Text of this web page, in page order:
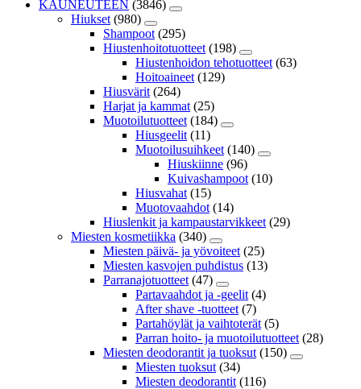
KAUNEUTEEN (3846)
Hiukset (980)
Shampoot (295)
Hiustenhoitotuotteet (198)
Hiustenhoidon tehotuotteet (63)
Hoitoaineet (129)
Hiusvärit (264)
Harjat ja kammat (25)
Muotoilutuotteet (184)
Hiusgeelit (11)
Muotoilusuihkeet (140)
Hiuskiinne (96)
Kuivashampoot (10)
Hiusvahat (15)
Muotovaahdot (14)
Hiuslenkit ja kampaustarvikkeet (29)
Miesten kosmetiikka (340)
Miesten päivä- ja yövoiteet (25)
Miesten kasvojen puhdistus (13)
Parranajotuotteet (47)
Partavaahdot ja -geelit (4)
After shave -tuotteet (7)
Partahöylät ja vaihtoterät (5)
Parran hoito- ja muotoilutuotteet (28)
Miesten deodorantit ja tuoksut (150)
Miesten tuoksut (34)
Miesten deodorantit (116)